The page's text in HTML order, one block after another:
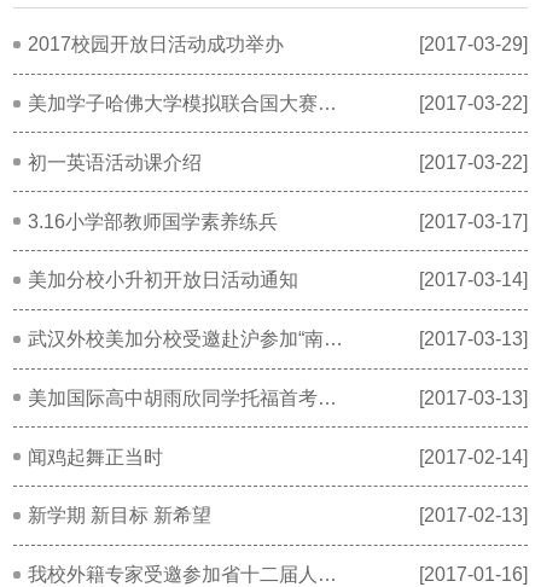
2017校园开放日活动成功举办 [2017-03-29]
美加学子哈佛大学模拟联合国大赛中尽显风采 [2017-03-22]
初一英语活动课介绍 [2017-03-22]
3.16小学部教师国学素养练兵 [2017-03-17]
美加分校小升初开放日活动通知 [2017-03-14]
武汉外校美加分校受邀赴沪参加“南公怀瑾先生诞辰纪念讲座” [2017-03-13]
美加国际高中胡雨欣同学托福首考达百分 [2017-03-13]
闻鸡起舞正当时 [2017-02-14]
新学期 新目标 新希望 [2017-02-13]
我校外籍专家受邀参加省十二届人大五次会议开幕式 [2017-01-16]